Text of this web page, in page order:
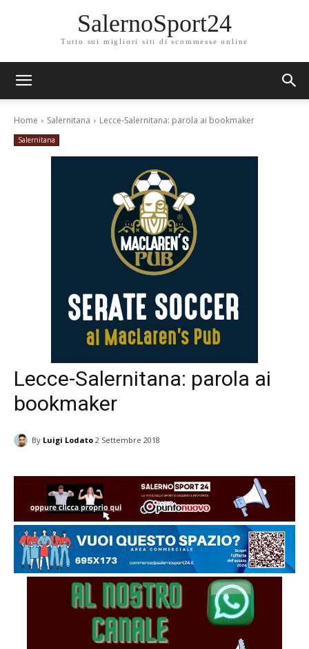
SalernoSport24
Tutto sui migliori siti di scommesse online
Home Salernitana Lecce-Salernitana: parola ai bookmaker
Salernitana
Lecce-Salernitana: parola ai
bookmaker
By Luigi Lodato 2 Settembre 2018